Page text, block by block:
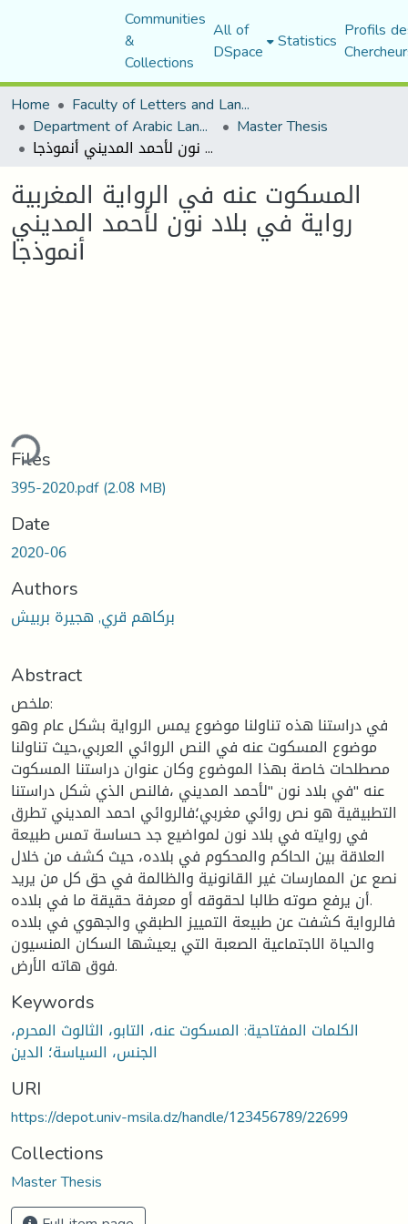
Communities
&
Collections
All of
DSpace Statistics Profils
Home
Faculty of Letters and Languages
Department of Arabic Language and Literature Master Thesis
المسكوت عنه في الرواية المغربية رواية في بلاد نون لأحمد المديني أنموذجا
المسكوت عنه في الرواية المغربية
رواية في بلاد نون لأحمد المديني
أنموذجا
Files
395-2020.pdf(2.08 MB)
Date
2020-06
Authors
بركاهم قري, هجيرة بربيش
Abstract
ملخص:
في دراستنا هذه تناولنا موضوع يمس الرواية بشكل عام وهو
موضوع المسكوت عنه في النص الروائي العربي،حيث تناولنا
مصطلحات خاصة بهذا الموضوع وكان عنوان دراستنا المسكوت
عنه "في بلاد نون "لأحمد المديني ،فالنص الذي شكل دراستنا
التطبيقية هو نص روائي مغربي؛فالروائي احمد المديني تطرق
في روايته في بلاد نون لمواضيع جد حساسة تمس طبيعة
العلاقة بين الحاكم والمحكوم في بلاده، حيث كشف من خلال
نصع عن الممارسات غير القانونية والظالمة في حق كل من يريد
أن يرفع صوته طالبا لحقوقه أو معرفة حقيقة ما في بلاده.
فالرواية كشفت عن طبيعة التمييز الطبقي والجهوي في بلاده
والحياة الاجتماعية الصعبة التي يعيشها السكان المنسيون
فوق هاته الأرض.
Keywords
الكلمات المفتاحية: المسكوت عنه، التابو، الثالوث المحرم،
الجنس، السياسة؛ الدين
URI
https://depot.univ-msila.dz/handle/123456789/22699
Collections
Master Thesis